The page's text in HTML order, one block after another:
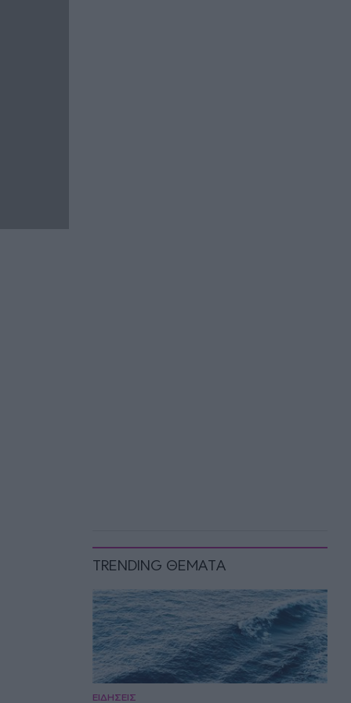
TRENDING ΘΕΜΑΤΑ
ΕΙΔΗΣΕΙΣ